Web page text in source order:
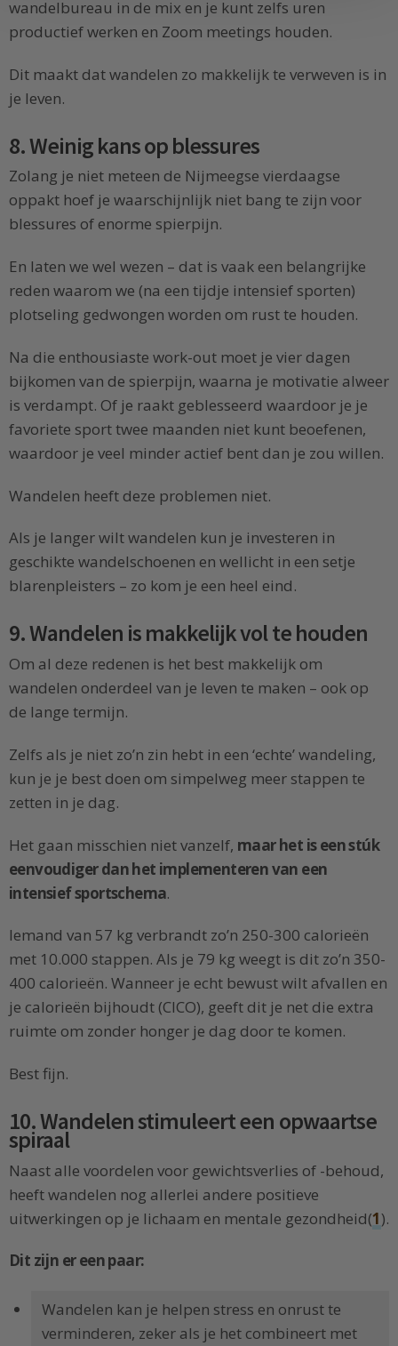
wandelbureau in de mix en je kunt zelfs uren
productief werken en Zoom meetings houden.
Dit maakt dat wandelen zo makkelijk te verweven is in
je leven.
8. Weinig kans op blessures
Zolang je niet meteen de Nijmeegse vierdaagse
oppakt hoef je waarschijnlijk niet bang te zijn voor
blessures of enorme spierpijn.
En laten we wel wezen – dat is vaak een belangrijke
reden waarom we (na een tijdje intensief sporten)
plotseling gedwongen worden om rust te houden.
Na die enthousiaste work-out moet je vier dagen
bijkomen van de spierpijn, waarna je motivatie alweer
is verdampt. Of je raakt geblesseerd waardoor je je
favoriete sport twee maanden niet kunt beoefenen,
waardoor je veel minder actief bent dan je zou willen.
Wandelen heeft deze problemen niet.
Als je langer wilt wandelen kun je investeren in
geschikte wandelschoenen en wellicht in een setje
blarenpleisters – zo kom je een heel eind.
9. Wandelen is makkelijk vol te houden
Om al deze redenen is het best makkelijk om
wandelen onderdeel van je leven te maken – ook op
de lange termijn.
Zelfs als je niet zo’n zin hebt in een ‘echte’ wandeling,
kun je je best doen om simpelweg meer stappen te
zetten in je dag.
Het gaan misschien niet vanzelf, maar het is een stúk
eenvoudiger dan het implementeren van een
intensief sportschema.
Iemand van 57 kg verbrandt zo’n 250-300 calorieën
met 10.000 stappen. Als je 79 kg weegt is dit zo’n 350-
400 calorieën. Wanneer je echt bewust wilt afvallen en
je calorieën bijhoudt (CICO), geeft dit je net die extra
ruimte om zonder honger je dag door te komen.
Best fijn.
10. Wandelen stimuleert een opwaartse
spiraal
Naast alle voordelen voor gewichtsverlies of -behoud,
heeft wandelen nog allerlei andere positieve
uitwerkingen op je lichaam en mentale gezondheid(1).
Dit zijn er een paar:
Wandelen kan je helpen stress en onrust te
verminderen, zeker als je het combineert met